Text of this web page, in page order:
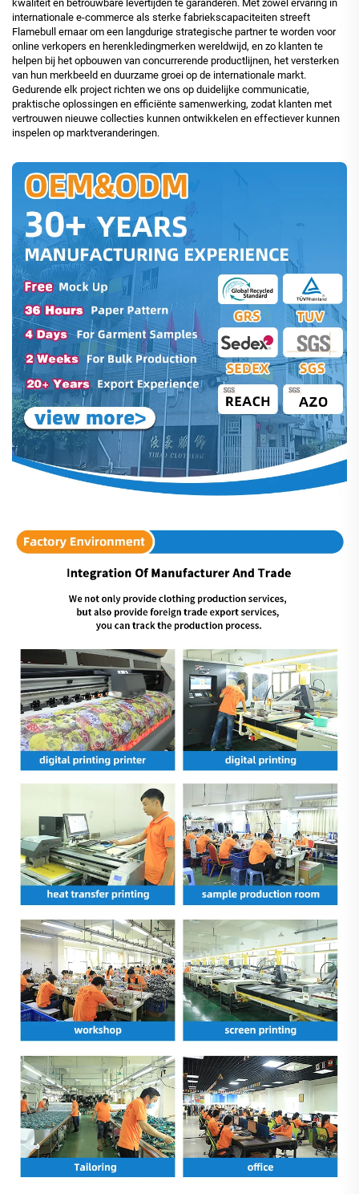
kwaliteit en betrouwbare levertijden te garanderen. Met zowel ervaring in
internationale e-commerce als sterke fabriekscapaciteiten streeft
Flamebull ernaar om een langdurige strategische partner te worden voor
online verkopers en herenkledingmerken wereldwijd, en zo klanten te
helpen bij het opbouwen van concurrerende productlijnen, het versterken
van hun merkbeeld en duurzame groei op de internationale markt.
Gedurende elk project richten we ons op duidelijke communicatie,
praktische oplossingen en efficiënte samenwerking, zodat klanten met
vertrouwen nieuwe collecties kunnen ontwikkelen en effectiever kunnen
inspelen op marktveranderingen.